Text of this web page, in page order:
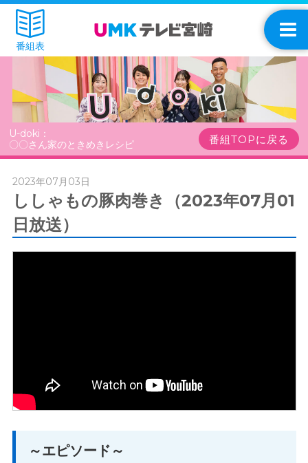
番組表
U-doki：
〇〇さん家のときめきレシピ
番組TOPに戻る
2023年07月03日
ししゃもの豚肉巻き（2023年07月01
日放送）
～エピソード～